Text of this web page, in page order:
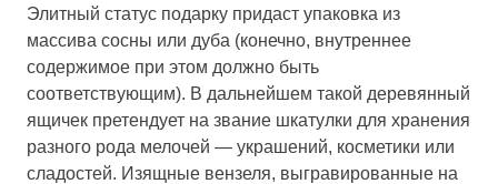
Элитный статус подарку придаст упаковка из
массива сосны или дуба (конечно, внутреннее
содержимое при этом должно быть
соответствующим). В дальнейшем такой деревянный
ящичек претендует на звание шкатулки для хранения
разного рода мелочей — украшений, косметики или
сладостей. Изящные вензеля, выгравированные на